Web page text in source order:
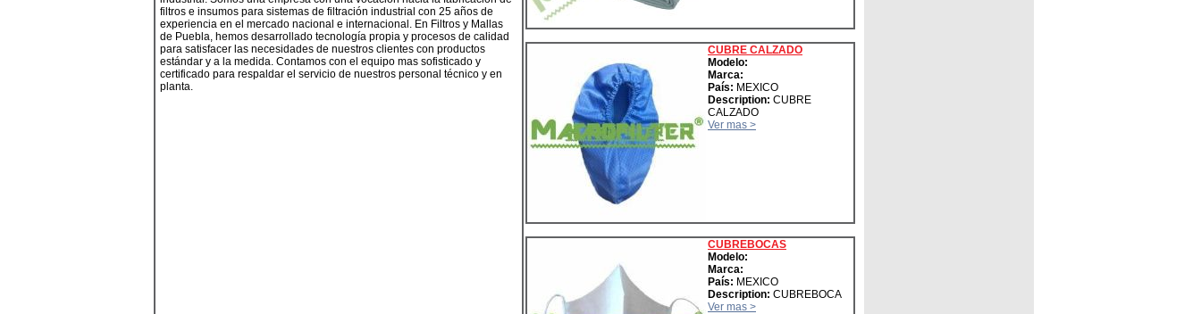
filtros e insumos para sistemas de filtración industrial con 25 años de
experiencia en el mercado nacional e internacional. En Filtros y Mallas
de Puebla, hemos desarrollado tecnología propia y procesos de calidad
para satisfacer las necesidades de nuestros clientes con productos
estándar y a la medida. Contamos con el equipo mas sofisticado y
certificado para respaldar el servicio de nuestros personal técnico y en
planta.
CUBRE CALZADO
Modelo:
Marca:
País: MEXICO
Description: CUBRE
CALZADO
Ver mas >
CUBREBOCAS
Modelo:
Marca:
País: MEXICO
Description: CUBREBOCA
Ver mas >